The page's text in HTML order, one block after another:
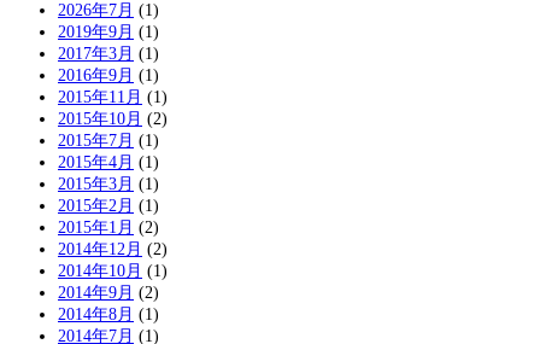
2026年7月 (1)
2019年9月 (1)
2017年3月 (1)
2016年9月 (1)
2015年11月 (1)
2015年10月 (2)
2015年7月 (1)
2015年4月 (1)
2015年3月 (1)
2015年2月 (1)
2015年1月 (2)
2014年12月 (2)
2014年10月 (1)
2014年9月 (2)
2014年8月 (1)
2014年7月 (1)